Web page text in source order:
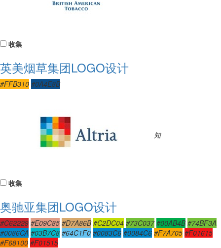
收集
英美烟草集团LOGO设计
#FFB310 #0A4E8B
知
收集
奥驰亚集团LOGO设计
#C62229 #E09C85 #D7A86B #C2DC04 #73C037 #00AB4B #74BF3A
#0086CA #03B7C8 #64C1F0 #0083C6 #0084C6 #F7A705 #F01615
#F68100 #F01515